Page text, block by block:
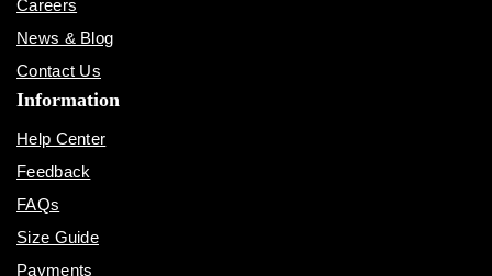
Careers
News & Blog
Contact Us
Information
Help Center
Feedback
FAQs
Size Guide
Payments